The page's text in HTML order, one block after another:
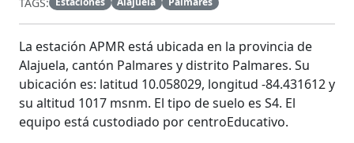
La estación APMR está ubicada en la provincia de
Alajuela, cantón Palmares y distrito Palmares. Su
ubicación es: latitud 10.058029, longitud -84.431612 y
su altitud 1017 msnm. El tipo de suelo es S4. El
equipo está custodiado por centroEducativo.